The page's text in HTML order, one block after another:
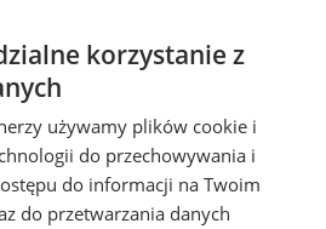
osobą? Ta ankieta
wsparcie w
korzystanie z
używamy plików cookie i
do przechowywania i
do informacji na Twoim
do przetwarzania danych